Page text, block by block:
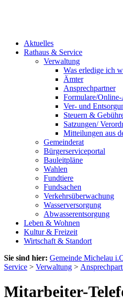
Aktuelles
Rathaus & Service
Verwaltung
Was erledige ich
Ämter
Ansprechpartner
Formulare/
Ver- und
Steuern &
Satzungen/
Mitteilungen aus
Gemeinderat
Bürgerserviceportal
Bauleitpläne
Wahlen
Fundtiere
Fundsachen
Verkehrsüberwachung
Wasserversorgung
Abwasserentsorgung
Leben & Wohnen
Kultur & Freizeit
Wirtschaft & Standort
Sie sind hier: Gemeinde Michelau
Service > Verwaltung >
Mitarbeiter-